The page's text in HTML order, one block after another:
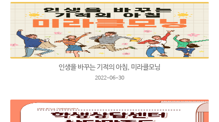
인생을 바꾸는 기적의 아침, 미라클모닝
2022-06-30